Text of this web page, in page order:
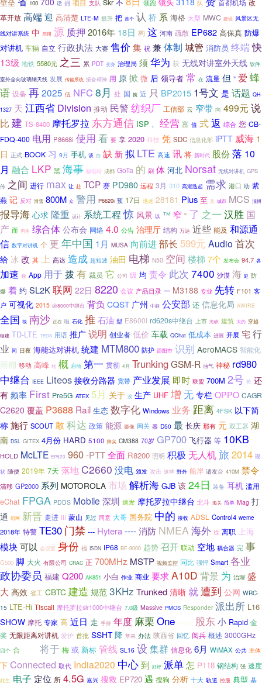
100 话 拥 项目 支队 Skr 领跑 队 首都机场 改
革开放 高端迎 高清楚 LTE-M 提升 把 首个 认 桥 系 海格 大型 MWC 建设 风景区无
线对讲系统 中 启用 源 质押 2016年 18日 构 这 河南 疏散 EP682 高保真 防爆
对讲机 车辆 自立 行政执法 大赛 售价 集 祝 兼体制 城管 消防员 终端 快
13级 地铁 5580元 之三 累 PDT 变身 治理局 须 华为 获 无线对讲室外天线 软件
室外全向玻璃钢天线 发展 传输系统 振奋精神 用 原掀 微 后 领导者 常 在 流量 但 ” 爱 蜂
语 设备 再2025 伍 NFC 8月 处 国 携 近 只 BP2015 1号文 是 话题 QH-
1327 天 江西省 Division 推动 民警 纺织厂 工信部 云 窄带 向 499元 说
比 建 TS-8400 摩托罗拉 东方通信 ISP 。 经营 富 值 式返 综合 您 CB-
FDQ-400 电用 P8668i 使用 看 要 享 2020 科技 凭 SDC 信息化部 iPTT 威海 1
日 正式 BOOK 习 9月 手机 谈 由 缺 新拟 LTE 高速 讯 将 新时代 股份落 10
月 融合 LKP 黑 海事 核电站 成都 GoTa 的 刷 体 河北 Norsat 无线对讲机 GPS
传 之间 进行 max 让 赴 TCP 赛 PD980 远程 3月 310 高潮迭起 需求 港口 助 紫
燕 记 反对 滑雪 800M 众 警用 P6620i 预 17日 迅速 28181 Plus 至 及 城市 MCS 淄博
报导海 心求 隆重 设计 系统工程 惊 风景 以 ™ 窄 “ 了 之一 汉胜 国
产 而 穷冬 综合体 公布会 网络 4.0 公告 治理厅 结构 万达 近些 能及 和源通
信 数字对讲机 个 更 年中国 1月 MUSA 向前进部长 599元 Audio 首次
给 冰 改 其 上 高达 造成 超短波 油田 电梯 N50 空间 楼梯7个 发布会 94.7 各
加速 台 App 用于拨有 裁员 它 公司 级 均 责令 此次 7400 沙漠 海 延 防
爆 着 约 SL2K联网 22日 8220 会议 产品目录 一 M3188 专业 先转 F101 客
户 可视化 2015 slr8000中继台 背负 CQST 广州 中标 公安部 还 信息化局 AWIRE
全国 很 南沙 正在 啦 石化 推 石油 型 E8600i rd620s中继台 上市 海峡 建筑 大的 穿越
组建 TD-LTE TEDS 用语 推广 说明 创业者 低价 车载 QChat 低成本 进展 开展 宅行
业 同 日夜 海能达对讲机 统建 MTM800 防护 邵阳市 识别 AeroMACS 智能化
雨棚 移动 高峰 化 概 启动 第一 贯彻 4月 TrunkingGSM-R 油气 神秘 rd980
中继台 IEEE Liteos 接收分路器 宽带 产业发展 即时 联盟 700M 2号 抢 还
有 频率 First Pre5G ATEX 5月 关于 没 生产 UHF 增 无 专栏 OPPO CAGR
C2620 覆盖 P3688 Rail 生态 数字化 Windows 业务 距离 4FSK 以下简
称 施行 SCOUT 敢 科达 政策 能源 摄像 网关 器 D50 最 长庆 那有 元 双工器 湖
南 DSL GITEX 4月份 HARD 5100 降实 CM388 70岁 GP700 飞行器 等 10KB
HOLD McLTE EP820 960-PTT全面 R8200 照明 积极 无人机旅 2014 现
状 随便 2019年 7天 落地 C2660 没电 颁发 攻击 这些 野外 船岸 请友台 410M 禁令
清移 GP2000 系列 MOTOROLA 市场 解析海 GJB 该 24日 装备 耳机 滥用
eChat FPGA PDDS Mobile 深圳 速发 摩托罗拉中继台 北斗 海关 简单 Mag 打
通 组网 新晋 走进 III 蒙山 见过 同意 大哥 国务院 中的 接收 ADSL Control4 weme
2018年 特警 TE30 门禁 --- Hytera----消防 NMEA海外 徐 离职 上海
模块可以 会议室 身份 福 ISDN IP68 BF-9000 趋势 召开 联动 空地 耦合器 完 事
G500 脚 大火 有限公司 CRAC 正 700MHz MSTP 视频监控 同比 强悍 Smart 各业
政协委员 福建 Q200 AK851 小白 作业 商业 要求A10D 背景 为 治理 盛
大 高效 省工 CBTC 建造 规范 3KHz Trunked 清晰 就遭到 公网 WRC-
15 LTE-Hi Tiscali 摩托罗拉slr1000中继台 7.0级 Massive PMOS Responder 派出所 L16
SHOW 摩托 专家 高 近日 走 手持 年度 麻栗 One PH790 股东小 Rapid 金
奖 无限距离对讲机 爱护 首批 SSHT 降 苹果 办法 陕西省 回忆 阅兵 概述 3000GHz
四个 合 将于 梅 或 新标 管线 SL16 设 集群 信息化 6月 WiMAX 公共 主体
下 Connected 取代 India2020 中心到 好评 派单怎 P118 钢结构 强 速度
此生 电子 定位 所 4.5G 嘉兴 搜救 EP720 遇 搜狗 分析 十大 轨道 控股 典型 基